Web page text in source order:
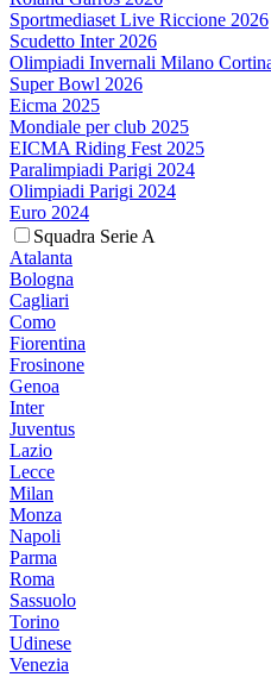
Sportmediaset Live Riccione 2026
Scudetto Inter 2026
Olimpiadi Invernali Milano
Super Bowl 2026
Eicma 2025
Mondiale per club 2025
EICMA Riding Fest 2025
Paralimpiadi Parigi 2024
Olimpiadi Parigi 2024
Euro 2024
Squadra Serie A
Atalanta
Bologna
Cagliari
Como
Fiorentina
Frosinone
Genoa
Inter
Juventus
Lazio
Lecce
Milan
Monza
Napoli
Parma
Roma
Sassuolo
Torino
Udinese
Venezia